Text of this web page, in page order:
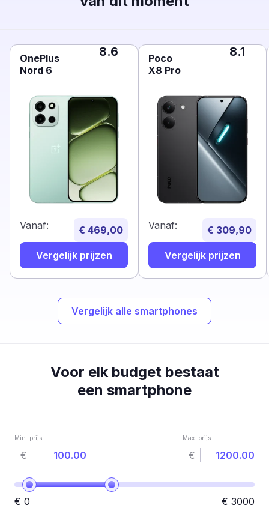
OnePlus
Nord 6
8.6
Vanaf: € 469,00
Vergelijk prijzen
Poco
X8 Pro
8.1
Vanaf: € 309,90
Vergelijk prijzen
Vergelijk alle smartphones
Voor elk budget bestaat
een smartphone
Min. prijs
€
Max. prijs
€
€ 0 € 3000